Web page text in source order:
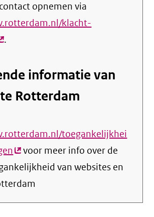
opnemen via
klacht-
.
informatie van
Rotterdam
toegankelijkhei
(externe
link)
voor meer info over de
van websites en